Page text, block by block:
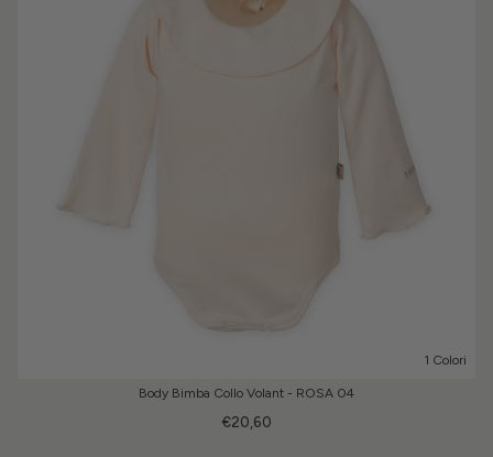
1 Colori
Body Bimba Collo Volant - ROSA 04
€20,60